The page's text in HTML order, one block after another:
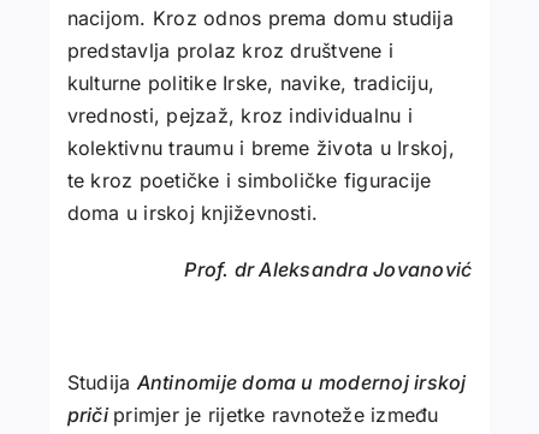
nacijom. Kroz odnos prema domu studija
predstavlja prolaz kroz društvene i
kulturne politike Irske, navike, tradiciju,
vrednosti, pejzaž, kroz individualnu i
kolektivnu traumu i breme života u Irskoj,
te kroz poetičke i simboličke figuracije
doma u irskoj književnosti.
Prof. dr Aleksandra Jovanović
Studija Antinomije doma u modernoj irskoj
priči primjer je rijetke ravnoteže između